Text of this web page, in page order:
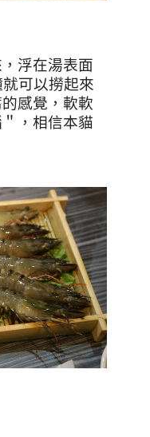
浮在湯表面
就可以撈起來
感覺，軟軟
，相信本貓